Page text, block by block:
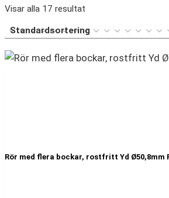
Visar alla 17 resultat
Rör med flera bockar, rostfritt Yd Ø50,8mm